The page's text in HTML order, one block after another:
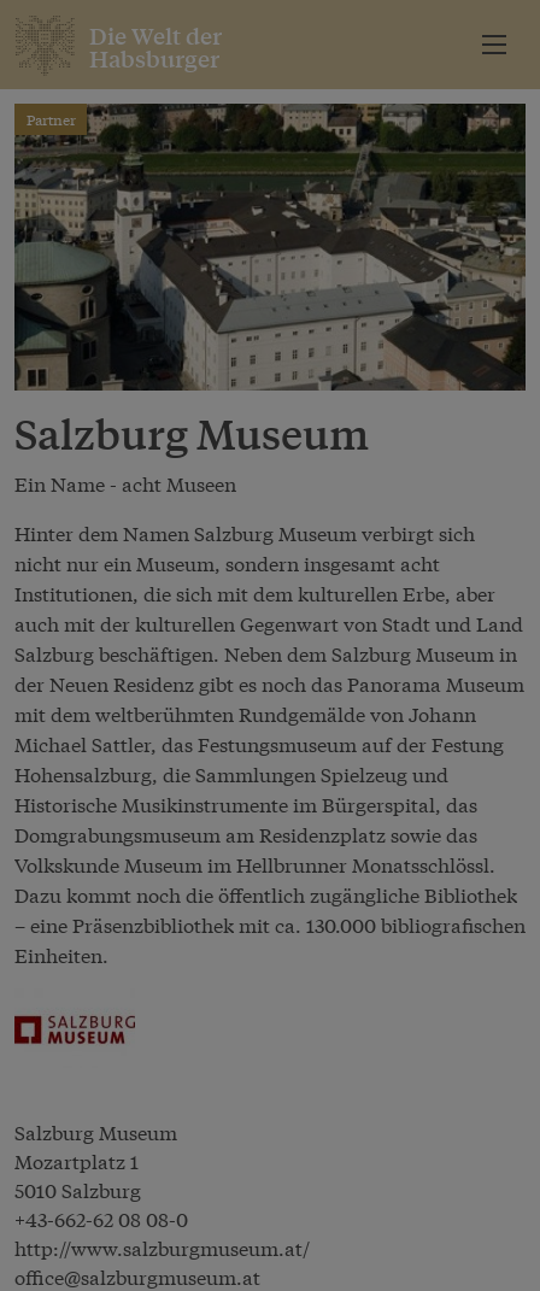
Die Welt der
Habsburger
Partner
Salzburg Museum
Ein Name - acht Museen
Hinter dem Namen Salzburg Museum verbirgt sich
nicht nur ein Museum, sondern insgesamt acht
Institutionen, die sich mit dem kulturellen Erbe, aber
auch mit der kulturellen Gegenwart von Stadt und Land
Salzburg beschäftigen. Neben dem Salzburg Museum in
der Neuen Residenz gibt es noch das Panorama Museum
mit dem weltberühmten Rundgemälde von Johann
Michael Sattler, das Festungsmuseum auf der Festung
Hohensalzburg, die Sammlungen Spielzeug und
Historische Musikinstrumente im Bürgerspital, das
Domgrabungsmuseum am Residenzplatz sowie das
Volkskunde Museum im Hellbrunner Monatsschlössl.
Dazu kommt noch die öffentlich zugängliche Bibliothek
– eine Präsenzbibliothek mit ca. 130.000 bibliografischen
Einheiten.
Salzburg Museum
Mozartplatz 1
5010 Salzburg
+43-662-62 08 08-0
http://www.salzburgmuseum.at/
office@salzburgmuseum.at